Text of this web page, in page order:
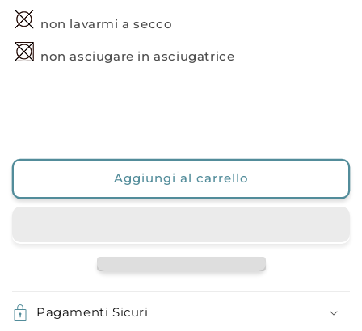
non lavarmi a secco
non asciugare in asciugatrice
Aggiungi al carrello
Pagamenti Sicuri